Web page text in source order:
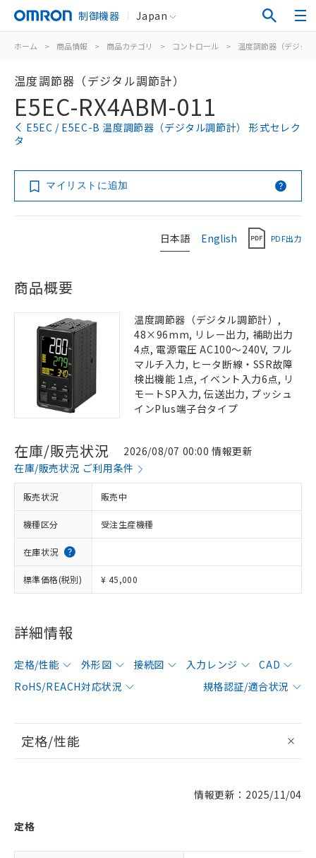
制御機器 Japan
ホーム > 商品情報 > 商品カテゴリ > コントロール > 温度調節器（デジタ
温度調節器（デジタル調節計）
E5EC-RX4ABM-011
E5EC / E5EC-B 温度調節器（デジタル調節計） 形式セレク
タ
マイリストに追加
日本語 English PDF出力
商品概要
温度調節器（デジタル調節計）,
48×96mm, リレー出力, 補助出力
4点, 電源電圧 AC100～240V, フル
マルチ入力, ヒータ断線・SSR故障
検出機能 1点, イベント入力6点, リ
モートSP入力, 伝送出力, プッシュ
インPlus端子台タイプ
在庫/販売状況
2026/08/07 00:00 情報更新
在庫/販売状況 ご利用条件
販売状況 販売中
機種区分 受注生産機種
在庫状況
標準価格(税別) ¥ 45,000
詳細情報
定格/性能 外形図 接続図 入力レンジ
CAD
RoHS/REACH対応状況
規格認証/適合状況
定格/性能
情報更新：2025/11/04
定格